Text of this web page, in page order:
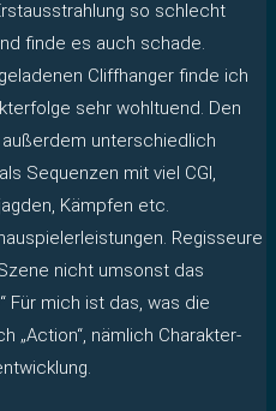
so schlecht
finde es auch schade.
Cliffhanger finde ich
sehr wohltuend. Den
außerdem unterschiedlich
Sequenzen mit viel CGI,
Kämpfen etc.
Regisseure
nicht umsonst das
Für mich ist das, was die
„Action“, nämlich Charakter-